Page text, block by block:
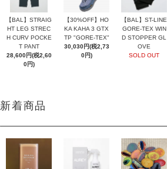
【BAL】STRAIG
HT LEG STREC
H CURV POCKE
T PANT
28,600円(税2,60
0円)
【30%OFF】HO
KA KAHA 3 GTX
TP "GORE-TEX"
30,030円(税2,73
0円)
【BAL】ST-LINE
GORE-TEX WIN
D STOPPER GL
OVE
SOLD OUT
新着商品